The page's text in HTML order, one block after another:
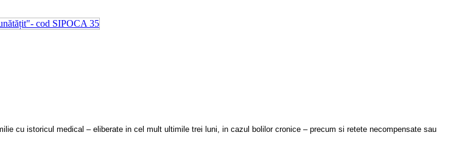
cu istoricul medical – eliberate in cel mult ultimile trei luni, in cazul bolilor cronice – precum si retete necompensate sau